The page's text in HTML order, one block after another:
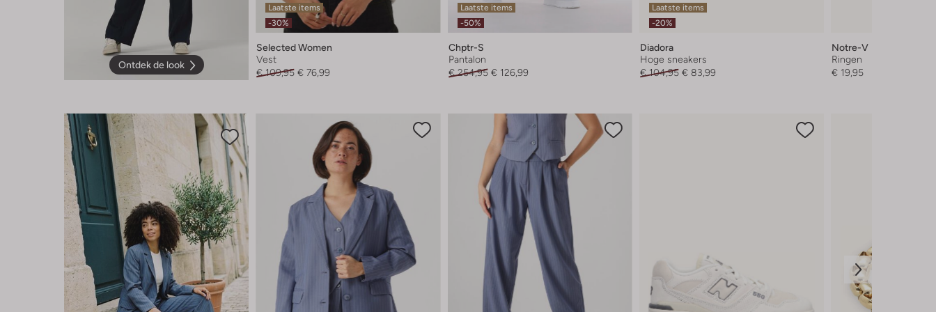
Ontdek de look
Laatste items
-30%
Selected Women
Vest
€ 109,95 € 76,99
Laatste items
-50%
Chptr-S
Pantalon
€ 254,95 € 126,99
Laatste items
-20%
Diadora
Hoge sneakers
€ 104,95 € 83,99
Notre-V
Ringen
€ 19,95